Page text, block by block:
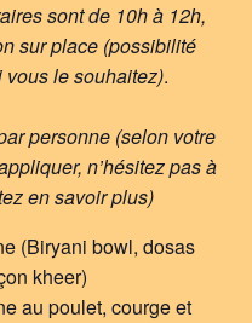
sont de 10h à 12h,
sur place (possibilité
vous le souhaitez).
personne (selon votre
n’hésitez pas à
en savoir plus)
(Biryani bowl, dosas
kheer)
au poulet, courge et